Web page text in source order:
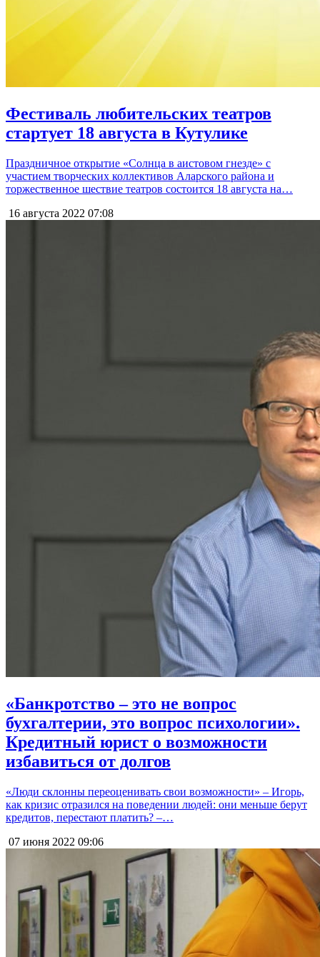
Фестиваль любительских театров
стартует 18 августа в Кутулике
Праздничное открытие «Солнца в аистовом гнезде» с
участием творческих коллективов Аларского района и
торжественное шествие театров состоится 18 августа на…
16 августа 2022 07:08
«Банкротство – это не вопрос
бухгалтерии, это вопрос психологии».
Кредитный юрист о возможности
избавиться от долгов
«Люди склонны переоценивать свои возможности» – Игорь,
как кризис отразился на поведении людей: они меньше берут
кредитов, перестают платить? –…
07 июня 2022 09:06